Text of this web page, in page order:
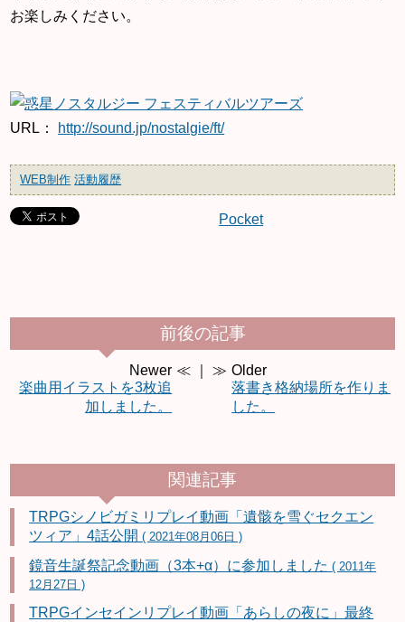
お楽しみください。
URL： http://sound.jp/nostalgie/ft/
WEB制作 活動履歴
Pocket
前後の記事
Newer
楽曲用イラストを3枚追
加しました。
≪ ｜ ≫ Older
落書き格納場所を作りま
した。
関連記事
TRPGシノビガミリプレイ動画「遺骸を雪ぐセクエン
ツィア」4話公開( 2021年08月06日 )
鏡音生誕祭記念動画（3本+α）に参加しました( 2011年
12月27日 )
TRPGインセインリプレイ動画「あらしの夜に」最終